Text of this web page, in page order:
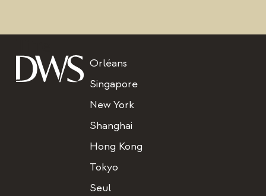
Orléans
Singapore
New York
Shanghai
Hong Kong
Tokyo
Seul